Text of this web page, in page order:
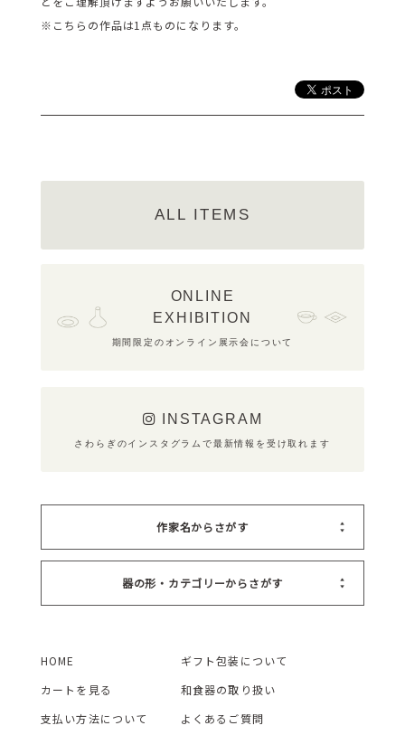
※こちらの作品は1点ものになります。
ALL ITEMS
ONLINE
EXHIBITION
期間限定のオンライン展示会について
INSTAGRAM
さわらぎのインスタグラムで最新情報を受け取れます
作家名からさがす
器の形・カテゴリーからさがす
HOME
カートを見る
支払い方法について
ギフト包装について
和食器の取り扱い
よくあるご質問